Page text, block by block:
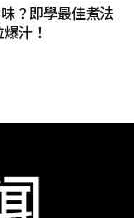
？即學最佳煮法
汁！